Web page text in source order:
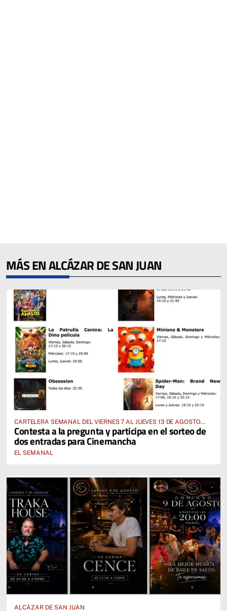
MÁS EN ALCÁZAR DE SAN JUAN
CARTELERA SEMANAL DEL VIERNES 7 AL JUEVES 13 DE AGOSTO
2026
Contesta a la pregunta y participa en el sorteo de
dos entradas para Cinemancha
EL SEMANAL
ALCÁZAR DE SAN JUAN